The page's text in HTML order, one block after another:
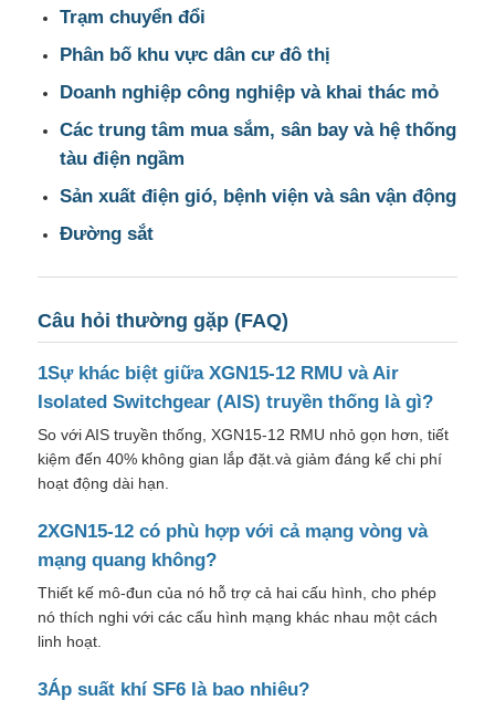
Trạm chuyển đổi
Phân bố khu vực dân cư đô thị
Doanh nghiệp công nghiệp và khai thác mỏ
Các trung tâm mua sắm, sân bay và hệ thống
tàu điện ngầm
Sản xuất điện gió, bệnh viện và sân vận động
Đường sắt
Câu hỏi thường gặp (FAQ)
1Sự khác biệt giữa XGN15-12 RMU và Air
Isolated Switchgear (AIS) truyền thống là gì?
So với AIS truyền thống, XGN15-12 RMU nhỏ gọn hơn, tiết
kiệm đến 40% không gian lắp đặt.và giảm đáng kể chi phí
hoạt động dài hạn.
2XGN15-12 có phù hợp với cả mạng vòng và
mạng quang không?
Thiết kế mô-đun của nó hỗ trợ cả hai cấu hình, cho phép
nó thích nghi với các cấu hình mạng khác nhau một cách
linh hoạt.
3Áp suất khí SF6 là bao nhiêu?